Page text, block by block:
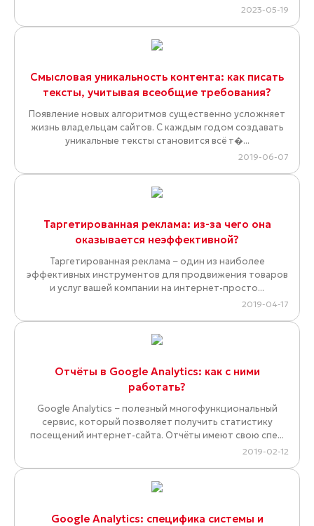
2023-05-19
Смысловая уникальность контента: как писать
тексты, учитывая всеобщие требования?
Появление новых алгоритмов существенно усложняет
жизнь владельцам сайтов. С каждым годом создавать
уникальные тексты становится всё т�...
2019-06-07
Таргетированная реклама: из-за чего она
оказывается неэффективной?
Таргетированная реклама − один из наиболее
эффективных инструментов для продвижения товаров
и услуг вашей компании на интернет-просто...
2019-04-17
Отчёты в Google Analytics: как с ними
работать?
Google Analytics − полезный многофункциональный
сервис, который позволяет получить статистику
посещений интернет-сайта. Отчёты имеют свою спе...
2019-02-12
Google Analytics: специфика системы и